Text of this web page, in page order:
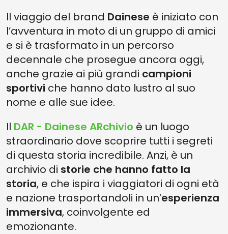
Il viaggio del brand Dainese è iniziato con
l’avventura in moto di un gruppo di amici
e si è trasformato in un percorso
decennale che prosegue ancora oggi,
anche grazie ai più grandi campioni
sportivi che hanno dato lustro al suo
nome e alle sue idee.
Il DAR - Dainese ARchivio è un luogo
straordinario dove scoprire tutti i segreti
di questa storia incredibile. Anzi, è un
archivio di storie che hanno fatto la
storia, e che ispira i viaggiatori di ogni età
e nazione trasportandoli in un’esperienza
immersiva, coinvolgente ed
emozionante.